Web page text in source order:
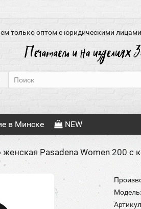
только оптом с юридическими
в Минске NEW
Pasadena Women 200 с
Модель: